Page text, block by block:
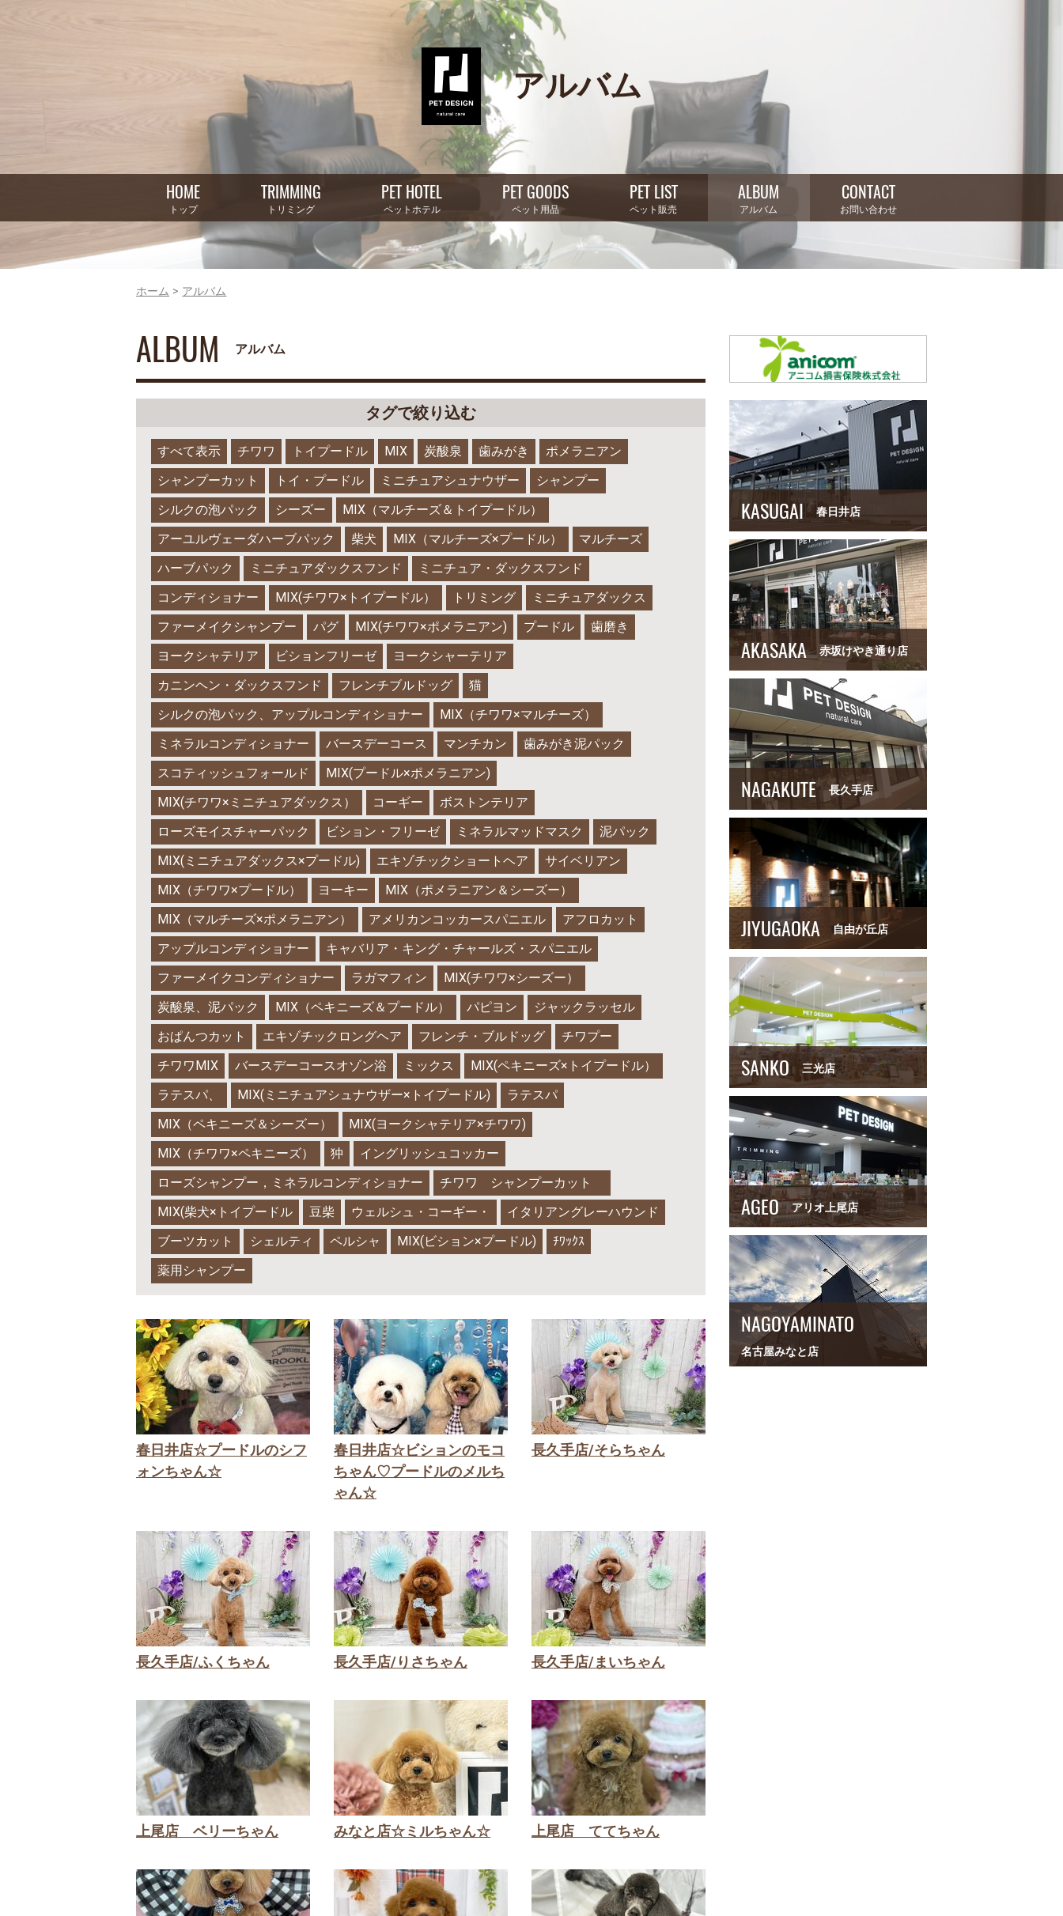
アルバム
HOME
トップ
TRIMMING
トリミング
PET HOTEL
ペットホテル
PET GOODS
ペット用品
PET LIST
ペット販売
ALBUM
アルバム
CONTACT
お問い合わせ
ホーム アルバム
ALBUM アルバム
タグで絞り込む
すべて表示 チワワ トイプードル MIX 炭酸泉 歯みがき
ポメラニアン
シャンプーカット
トイ・プードル ミニチュアシュナウザー
シャンプー
シルクの泡パック
シーズー
MIX（マルチーズ＆トイプードル）
アーユルヴェーダハーブパック
柴犬 MIX（マルチーズ×プードル）
マルチーズ
ハーブパック
ミニチュアダックスフンド
ミニチュア・ダックスフンド
コンディショナー
MIX(チワワ×トイプードル） トリミング
ミニチュアダックス
ファーメイクシャンプー
パグ MIX(チワワ×ポメラニアン) プードル
歯磨き
ヨークシャテリア
ビションフリーゼ
ヨークシャーテリア
カニンヘン・ダックスフンド
フレンチブルドッグ
猫
シルクの泡パック、アップルコンディショナー
MIX（チワワ×マルチーズ）
ミネラルコンディショナー
バースデーコース マンチカン
歯みがき泥パック
スコティッシュフォールド
MIX(プードル×ポメラニアン)
MIX(チワワ×ミニチュアダックス）
コーギー
ボストンテリア
ローズモイスチャーパック
ビション・フリーゼ ミネラルマッドマスク
泥パック
MIX(ミニチュアダックス×プードル)
エキゾチックショートヘア
サイベリアン
MIX（チワワ×プードル）
ヨーキー
MIX（ポメラニアン＆シーズー）
MIX（マルチーズ×ポメラニアン）
アメリカンコッカースパニエル
アフロカット
アップルコンディショナー
キャバリア・キング・チャールズ・スパニエル
ファーメイクコンディショナー
ラガマフィン
MIX(チワワ×シーズー）
炭酸泉、泥パック
MIX（ペキニーズ＆プードル） パピヨン
ジャックラッセル
おぱんつカット
エキゾチックロングヘア フレンチ・ブルドッグ
チワプー
チワワMIX
バースデーコースオゾン浴 ミックス
MIX(ペキニーズ×トイプードル）
ラテスパ、
MIX(ミニチュアシュナウザー×トイプードル)
ラテスパ
MIX（ペキニーズ＆シーズー）
MIX(ヨークシャテリア×チワワ)
MIX（チワワ×ペキニーズ）
狆
イングリッシュコッカー
ローズシャンプー，ミネラルコンディショナー
チワワ シャンプーカット
MIX(柴犬×トイプードル
豆柴 ウェルシュ・コーギー・
イタリアングレーハウンド
ブーツカット
シェルティ ペルシャ MIX(ビション×プードル)
ﾁﾜｯｸｽ
薬用シャンプー
春日井店☆プードルのシフ
ォンちゃん☆
春日井店☆ビションのモコ
ちゃん♡プードルのメルち
ゃん☆
長久手店/そらちゃん
長久手店/ふくちゃん 長久手店/りさちゃん 長久手店/まいちゃん
上尾店 ベリーちゃん みなと店☆ミルちゃん☆ 上尾店 ててちゃん
KASUGAI 春日井店
AKASAKA 赤坂けやき通り店
NAGAKUTE 長久手店
JIYUGAOKA 自由が丘店
SANKO 三光店
AGEO アリオ上尾店
NAGOYAMINATO
名古屋みなと店